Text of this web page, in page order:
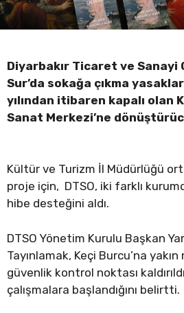
Diyarbakır Ticaret ve Sanayi
Sur’da sokağa çıkma
yılından itibaren kapalı olan
Sanat Merkezi’ne
Kültür ve Turizm İl Müdürlüğü
proje için, DTSO, iki farklı
hibe desteğini aldı.
DTSO Yönetim Kurulu Başkan
Tayınlamak, Keçi Burcu’na
güvenlik kontrol noktası
çalışmalara başlandığını belirtti.